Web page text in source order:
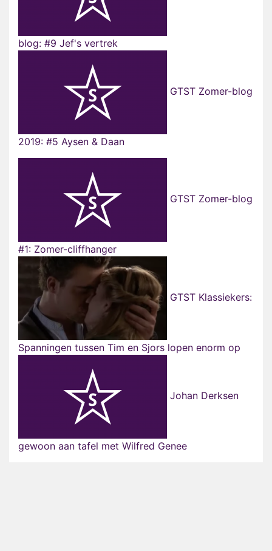
blog: #9 Jef's vertrek
GTST Zomer-blog
2019: #5 Aysen & Daan
GTST Zomer-blog
#1: Zomer-cliffhanger
GTST Klassiekers:
Spanningen tussen Tim en Sjors lopen enorm op
Johan Derksen
gewoon aan tafel met Wilfred Genee